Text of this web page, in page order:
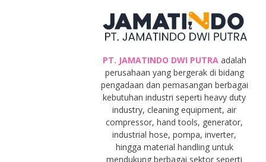
PT. JAMATINDO DWI PUTRA adalah
perusahaan yang bergerak di bidang
pengadaan dan pemasangan berbagai
kebutuhan industri seperti heavy duty
industry, cleaning equipment, air
compressor, hand tools, generator,
industrial hose, pompa, inverter,
hingga material handling untuk
mendukung berbagai sektor seperti